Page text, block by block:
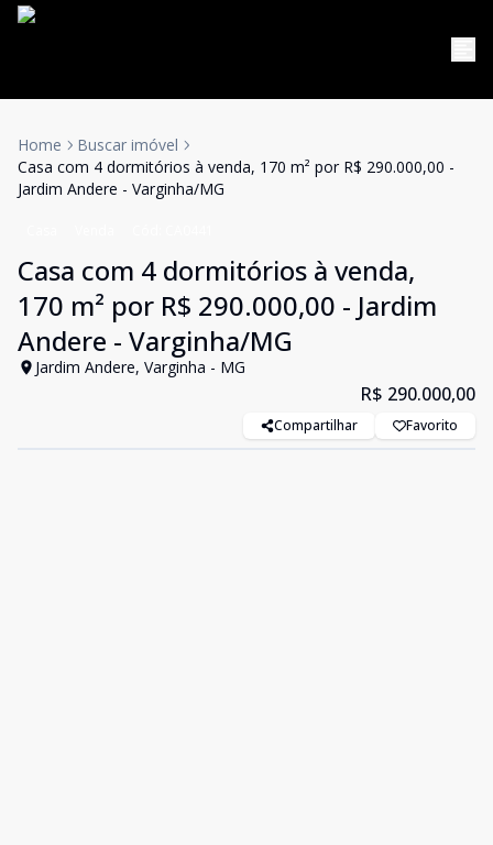
Home
Buscar imóvel
Casa com 4 dormitórios à venda, 170 m² por R$ 290.000,00 -
Jardim Andere - Varginha/MG
Casa com 4 dormitórios à venda,
170 m² por R$ 290.000,00 - Jardim
Andere - Varginha/MG
Jardim Andere, Varginha - MG
R$ 290.000,00
Compartilhar Favorito